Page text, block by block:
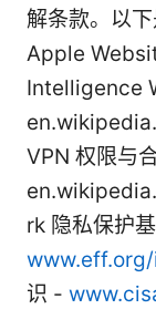
解条款。以
Apple
Intelligence
VPN 权限与
rk 隐私保护
识 -